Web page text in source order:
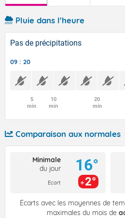
Pluie dans l'heure
Pas de précipitations
09 : 20
5
min
10
min
20
min
Comparaison aux normales
Minimale
du jour
Ecart
16°
2°
Écarts avec les moyennes de
maximales du mois de